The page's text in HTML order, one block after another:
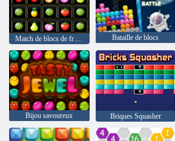
Bataille de blocs
Bijou savoureux Briques Squasher